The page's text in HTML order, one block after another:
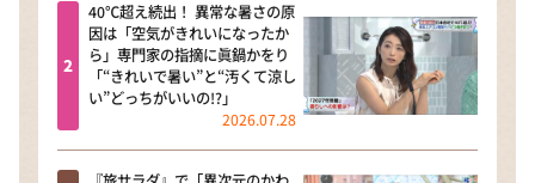
40℃超え続出！ 異常な暑さの原
因は「空気がきれいになったか
ら」専門家の指摘に眞鍋かをり
「“きれいで暑い”と“汚くて涼し
い”どっちがいいの!?」
2026.07.28